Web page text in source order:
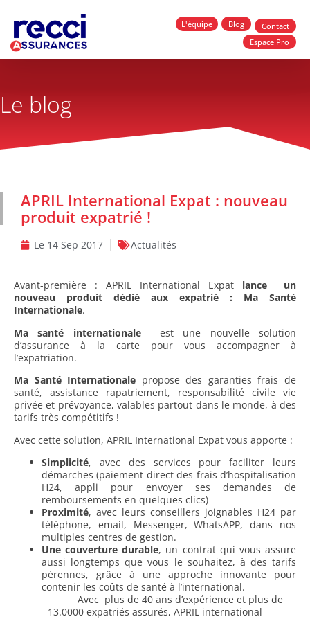
L'équipe Blog
Contact
Espace Pro
Le blog
APRIL International Expat : nouveau
produit expatrié !
Le 14 Sep 2017 Actualités
Avant-première : APRIL International Expat lance un
nouveau produit dédié aux expatrié :
Ma Santé
Internationale.
Ma santé internationale
est une nouvelle solution
d’assurance à la carte pour vous accompagner à
l’expatriation.
Ma Santé Internationale propose des garanties frais de
santé, assistance rapatriement, responsabilité civile vie
privée et prévoyance, valables partout dans le monde, à des
tarifs très compétitifs !
Avec cette solution, APRIL International Expat vous apporte :
Simplicité, avec des services pour faciliter leurs
démarches (paiement direct des frais d’hospitalisation
H24, appli pour envoyer ses demandes de
remboursements en quelques clics)
Proximité, avec leurs conseillers joignables H24 par
téléphone, email, Messenger, WhatsAPP, dans nos
multiples centres de gestion.
Une couverture durable, un contrat qui vous assure
aussi longtemps que vous le souhaitez, à des tarifs
pérennes, grâce à une approche innovante pour
contenir les coûts de santé à l’international.
Avec plus de 40 ans d’expérience et plus de
13.0000 expatriés assurés, APRIL international